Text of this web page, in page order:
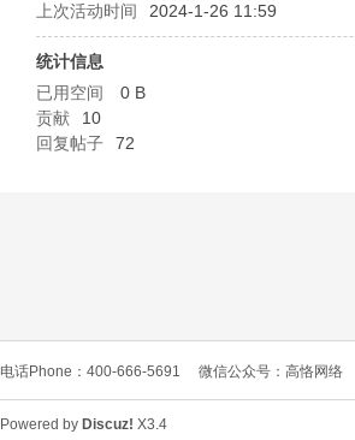
L
上次活动时间
2024-1-26 11:59
统计信息
已用空间
0 B
贡献
10
回复帖子
72
电话Phone：400-666-5691 微信公众号：高恪网络
Powered by Discuz! X3.4